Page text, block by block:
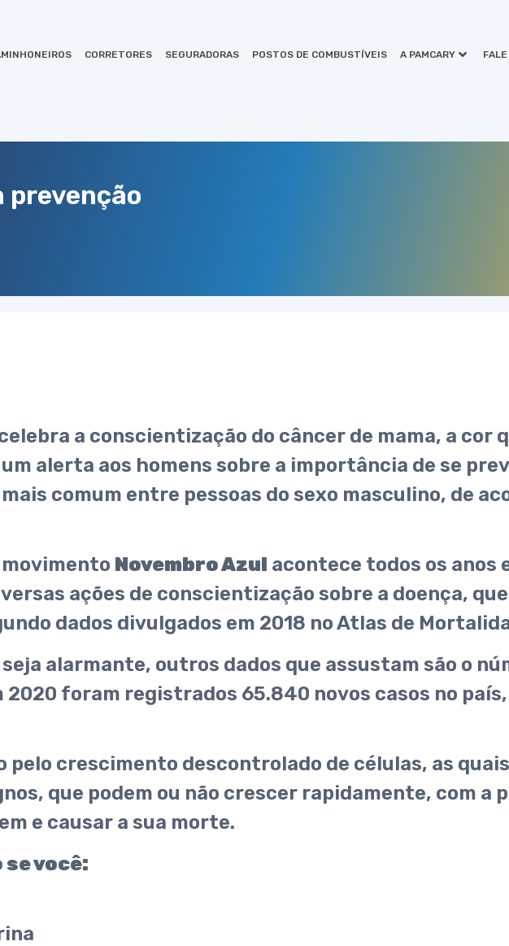
CORRETORES SEGURADORAS POSTOS DE COMBUSTÍVEIS A PAMCARY
prevenção
a conscientização do câncer de mama, a cor
alerta aos homens sobre a importância de se
comum entre pessoas do sexo masculino, de
Novembro Azul acontece todos os anos
ações de conscientização sobre a doença,
dados divulgados em 2018 no Atlas de
alarmante, outros dados que assustam são o
foram registrados 65.840 novos casos no
pelo crescimento descontrolado de células, as
que podem ou não crescer rapidamente, com a
e causar a sua morte.
você: